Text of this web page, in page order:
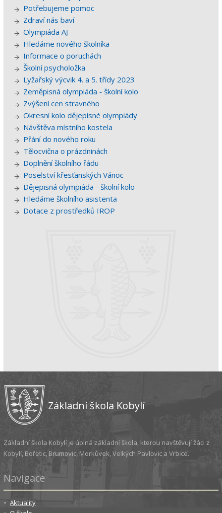
Potřebujeme pomoc
Zdraví nás baví
Olympiáda AJ
Hledáme nového školníka
Informace o poruchách
Školní psycholožka
Lyžařský výcvik 4. a 5. třídy 2023
Zeměpisná olympiáda - školní kolo
Zvýšení cen stravného
Okresní kolo dějepisné olympiády
Návštěva místního kostela
Přání do nového roku
Tělocvična o prázdninách
Doplnění školního řádu
Poselství křesťanských Vánoc
Dějepisná olympiáda - školní kolo
Hledáme školního asistenta
Dotace z prostředků IROP
Základní škola Kobylí
Základní škola Kobylí je úplná základní škola, kterou navštěvují žáci z
Kobylí, Bořetic, Brumovic, Morkůvek, Velkých Pavlovic a Vrbice.
Navigace
Aktuality